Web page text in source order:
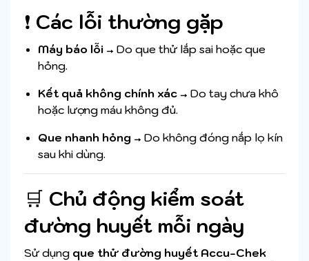
❗ Các lỗi thường gặp
Máy báo lỗi → Do que thử lắp sai hoặc que
hỏng.
Kết quả không chính xác → Do tay chưa khô
hoặc lượng máu không đủ.
Que nhanh hỏng → Do không đóng nắp lọ kín
sau khi dùng.
🛒 Chủ động kiểm soát
đường huyết mỗi ngày
Sử dụng que thử đường huyết Accu-Chek